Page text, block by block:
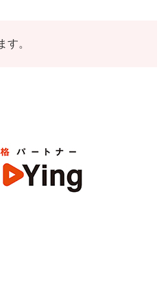
す。